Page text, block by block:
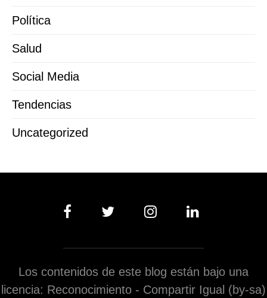
Política
Salud
Social Media
Tendencias
Uncategorized
Los contenidos de este blog están bajo una
licencia: Reconocimiento - Compartir Igual (by-sa)